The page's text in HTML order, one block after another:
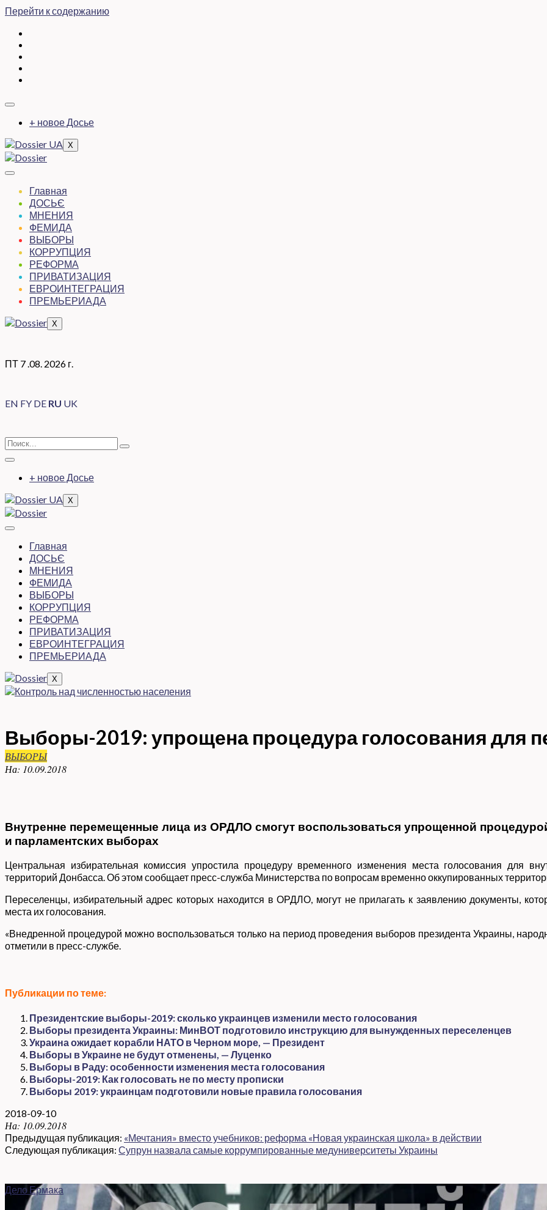
Перейти к содержанию
+ новое Досье
X
Главная
ДОСЬЄ
МНЕНИЯ
ФЕМИДА
ВЫБОРЫ
КОРРУПЦИЯ
РЕФОРМА
ПРИВАТИЗАЦИЯ
ЕВРОИНТЕГРАЦИЯ
ПРЕМЬЕРИАДА
X
ПТ 7 .08. 2026 г.
EN FY DE RU UK
+ новое Досье
X
Главная
ДОСЬЄ
МНЕНИЯ
ФЕМИДА
ВЫБОРЫ
КОРРУПЦИЯ
РЕФОРМА
ПРИВАТИЗАЦИЯ
ЕВРОИНТЕГРАЦИЯ
ПРЕМЬЕРИАДА
X
Выборы-2019: упрощена процедура голосования для
ВЫБОРЫ
На: 10.09.2018
Внутренне перемещенные лица из ОРДЛО смогут воспользоваться упрощенной
и парламентских выборах
Центральная избирательная комиссия упростила процедуру временного изменения места голосования для
территорий Донбасса. Об этом сообщает пресс-служба Министерства по вопросам временно оккупированных
Переселенцы, избирательный адрес которых находится в ОРДЛО, могут не прилагать к заявлению документы,
места их голосования.
«Внедренной процедурой можно воспользоваться только на период проведения выборов президента Украины,
отметили в пресс-службе.
Публикации по теме:
Президентские выборы-2019: сколько украинцев изменили место голосования
Выборы президента Украины: МинВОТ подготовило инструкцию для вынужденных переселенцев
Украина ожидает корабли НАТО в Черном море, — Президент
Выборы в Украине не будут отменены, — Луценко
Выборы в Раду: особенности изменения места голосования
Выборы-2019: Как голосовать не по месту прописки
Выборы 2019: украинцам подготовили новые правила голосования
2018-09-10
На: 10.09.2018
Предыдущая публикация: «Мечтания» вместо учебников: реформа «Новая украинская школа» в действии
Следующая публикация: Супрун назвала самые коррумпированные медуниверситеты Украины
Дело Ермака